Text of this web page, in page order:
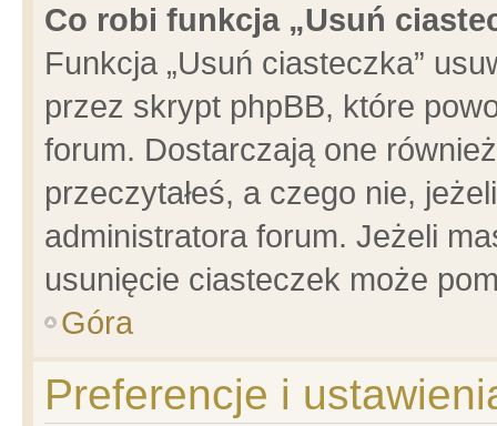
Co robi funkcja „Usuń
Funkcja „Usuń ciasteczka”
przez skrypt phpBB, które
forum. Dostarczają one
przeczytałeś, a czego nie,
administratora forum. Jeżeli
usunięcie ciasteczek może
Góra
Preferencje i